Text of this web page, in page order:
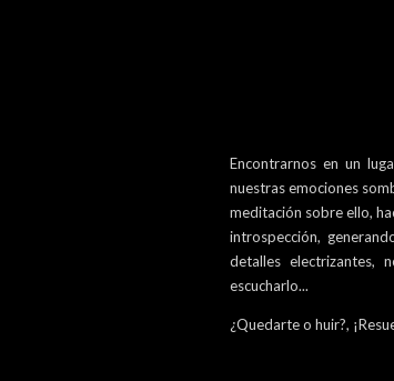
Encontrarnos en un
nuestras emociones
meditación sobre ello,
introspección,
detalles electrizantes,
escucharlo...
¿Quedarte o huir?,